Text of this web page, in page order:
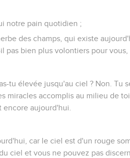
notre pain quotidien ;
des champs, qui existe
pas bien plus volontiers pour
tu élevée jusqu'au ciel ? Non. Tu
miracles accomplis au milieu de
encore aujourd'hui.
car le ciel est d'un rouge
ciel et vous ne pouvez pas